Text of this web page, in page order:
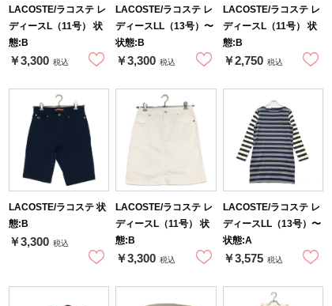
LACOSTE/ラコステ レ
ディースL（11号） 状
態:B
￥3,300 税込
LACOSTE/ラコステ レ
ディースLL（13号）〜
状態:B
￥3,300 税込
LACOSTE/ラコステ レ
ディースL（11号） 状
態:B
￥2,750 税込
LACOSTE/ラコステ 状
態:B
￥3,300 税込
LACOSTE/ラコステ レ
ディースL（11号） 状
態:B
￥3,300 税込
LACOSTE/ラコステ レ
ディースLL（13号）〜
状態:A
￥3,575 税込